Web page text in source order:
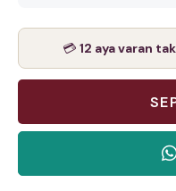
💳 12 aya varan